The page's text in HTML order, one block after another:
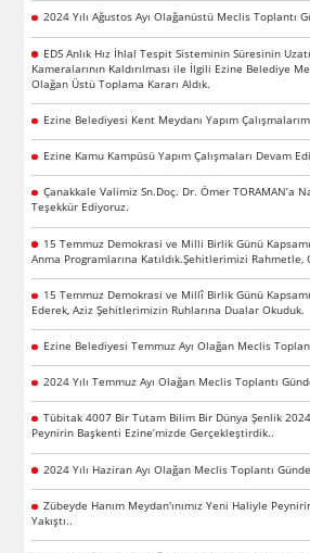
2024 Yılı Ağustos Ayı Olağanüstü Meclis Toplantı
EDS Anlık Hız İhlal Tespit Sisteminin Süresinin
Kameralarının Kaldırılması ile İlgili Ezine Belediye
Olağan Üstü Toplama Kararı Aldık.
Ezine Belediyesi Kent Meydanı Yapım
Ezine Kamu Kampüsü Yapım Çalışmaları Devam
Çanakkale Valimiz Sn.Doç. Dr. Ömer TORAMAN’a
Teşekkür Ediyoruz.
15 Temmuz Demokrasi ve Milli Birlik Günü
Anma Programlarına Katıldık.Şehitlerimizi
15 Temmuz Demokrasi ve Millî Birlik Günü
Ederek, Aziz Şehitlerimizin Ruhlarına Dualar Okuduk.
Ezine Belediyesi Temmuz Ayı Olağan Meclis
2024 Yılı Temmuz Ayı Olağan Meclis Toplantı
Tübitak 4007 Bir Tutam Bilim Bir Dünya Şenlik
Peynirin Başkenti Ezine’mizde Gerçekleştirdik..
2024 Yılı Haziran Ayı Olağan Meclis Toplantı
Zübeyde Hanım Meydan'ınımız Yeni Haliyle
Yakıştı..